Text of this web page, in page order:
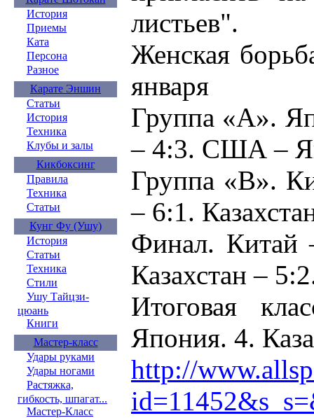
История
Приемы
Ката
Персона
Разное
Карате Эншин
Статьи
История
Техника
Клубы и залы
Кикбоксинг
Правила
Техника
Статьи
Кунг Фу (Ушу)
История
Статьи
Техника
Стили
Ушу Тайцзи-
цюань
Книги
Мастер-класс
Удары руками
Удары ногами
Растяжка,
гибкость, шпагат...
Мастер-Класс
листьев".
Женская
января
Группа «А».
– 4:3. США –
Группа «В».
– 6:1.
Финал.
Казахстан –
Итоговая
Япония. 4.
http://